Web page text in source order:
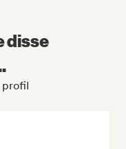
disse
profil